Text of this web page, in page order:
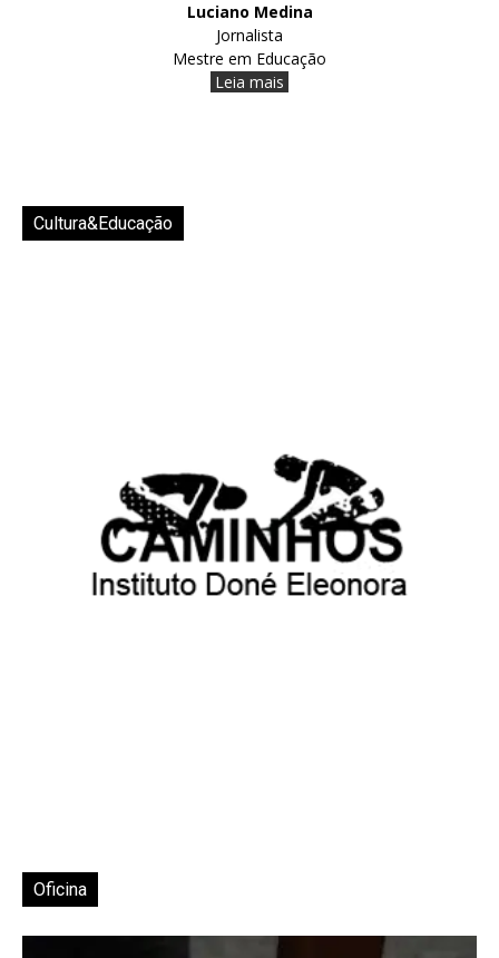
Luciano Medina
Jornalista
Mestre em Educação
Leia mais
Cultura&Educação
Oficina